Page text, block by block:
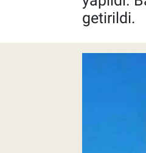
getirildi.
Pankobirlik
Et fiyatları